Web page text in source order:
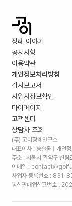
장례 이야기
공지사항
이용약관
개인정보처리방침
감사보고서
사업자정보확인
마이페이지
고객센터
상담사 조회
(주) 고이장례연구소
대표이사 : 송슬옹 | 개인
주소 : 서울시 관악구 신
이메일 :
사업자 등록번호 : 831-
통신판매업신고번호 :